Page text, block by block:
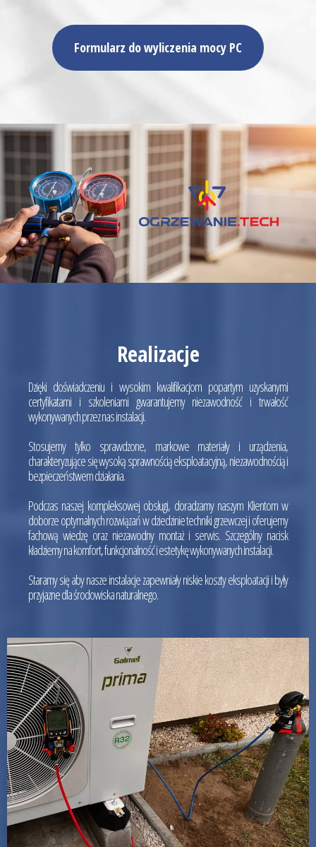
Formularz do wyliczenia mocy PC
Realizacje
Dzięki doświadczeniu i wysokim kwalifikacjom popartym uzyskanymi
certyfikatami i szkoleniami gwarantujemy niezawodność i trwałość
wykonywanych przez nas instalacji.
Stosujemy tylko sprawdzone, markowe materiały i urządzenia,
charakteryzujące się wysoką sprawnością eksploatacyjną, niezawodnością i
bezpieczeństwem działania.
Podczas naszej kompleksowej obsługi, doradzamy naszym Klientom w
doborze optymalnych rozwiązań w dziedzinie techniki grzewczej i oferujemy
fachową wiedzę oraz niezawodny montaż i serwis. Szczególny nacisk
kładziemy na komfort, funkcjonalność i estetykę wykonywanych instalacji.
Staramy się aby nasze instalacje zapewniały niskie koszty eksploatacji i były
przyjazne dla środowiska naturalnego.